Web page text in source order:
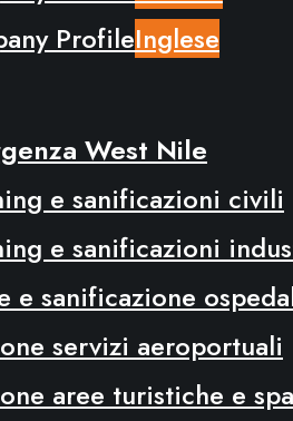
ProfileInglese
West Nile
e sanificazioni civili
e sanificazioni
e sanificazione
servizi aeroportuali
aree turistiche e